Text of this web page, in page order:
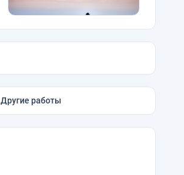
Другие работы